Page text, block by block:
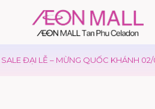
ĐẠI LỄ – MỪNG QUỐC KHÁNH 02/09